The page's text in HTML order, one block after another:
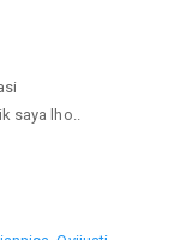
saya lho..